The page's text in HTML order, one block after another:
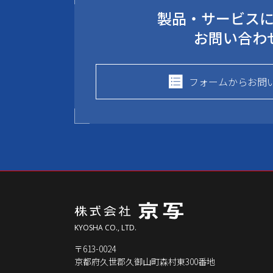
製品・サービス
お問い合わ
フォームからお問
KYOSHA CO., LTD.
〒613-0024
京都府久世郡久御山町森村東300番地